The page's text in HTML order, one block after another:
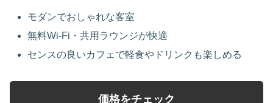
モダンでおしゃれな客室
無料Wi-Fi・共用ラウンジが快適
センスの良いカフェで軽食やドリンクも楽しめる
価格をチェック